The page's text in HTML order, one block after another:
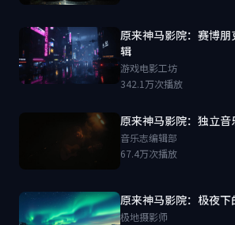
原来神马影院：赛博
辑
游戏电影工坊
342.1万次播放
原来神马影院：独立音
音乐志编辑部
67.4万次播放
原来神马影院：极夜
极地摄影师